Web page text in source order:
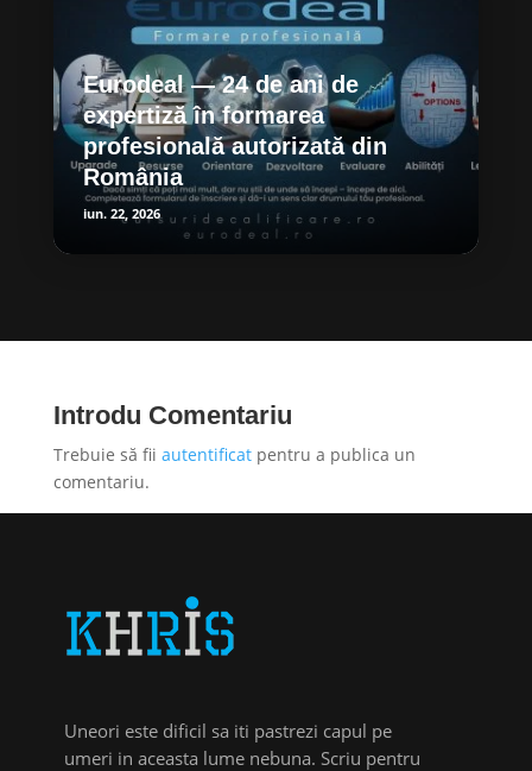
Eurodeal — 24 de ani de
expertiză în formarea
profesională autorizată din
România
iun. 22, 2026
Introdu Comentariu
Trebuie să fii autentificatpentru a publica un
comentariu.
Uneori este dificil sa iti pastrezi capul pe
umeri in aceasta lume nebuna. Scriu pentru